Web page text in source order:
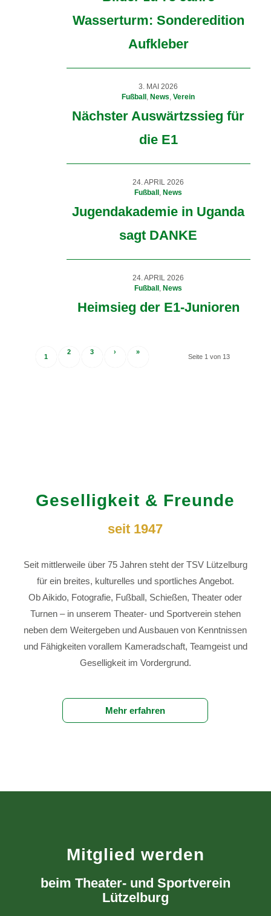
Wasserturm: Sonderedition
Aufkleber
3. MAI 2026
Fußball ,News ,Verein
Nächster Auswärtzssieg für
die E1
24. APRIL 2026
Fußball ,News
Jugendakademie in Uganda
sagt DANKE
24. APRIL 2026
Fußball ,News
Heimsieg der E1-Junioren
Seite 1 von 13
1
2 3 › »
Geselligkeit & Freunde
seit 1947
Seit mittlerweile über 75 Jahren steht der TSV Lützelburg
für ein breites, kulturelles und sportliches Angebot.
Ob Aikido, Fotografie, Fußball, Schießen, Theater oder
Turnen – in unserem Theater- und Sportverein stehen
neben dem Weitergeben und Ausbauen von Kenntnissen
und Fähigkeiten vorallem Kameradschaft, Teamgeist und
Geselligkeit im Vordergrund.
Mehr erfahren
Mitglied werden
beim Theater- und Sportverein
Lützelburg